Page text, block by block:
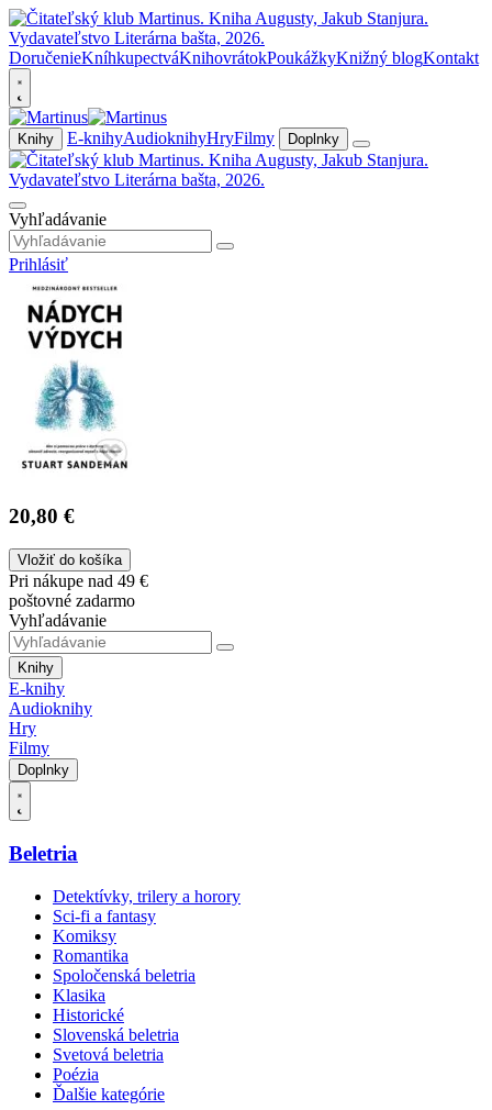
DoručenieKníhkupectváKnihovrátokPoukážkyKnižný blogKontakt
Knihy E-knihyAudioknihyHryFilmy Doplnky
Vyhľadávanie
Prihlásiť
20,80 €
Vložiť do košíka
Pri nákupe nad 49 €
poštovné zadarmo
Vyhľadávanie
Knihy
E-knihy
Audioknihy
Hry
Filmy
Doplnky
Beletria
Detektívky, trilery a horory
Sci-fi a fantasy
Komiksy
Romantika
Spoločenská beletria
Klasika
Historické
Slovenská beletria
Svetová beletria
Poézia
Ďalšie kategórie